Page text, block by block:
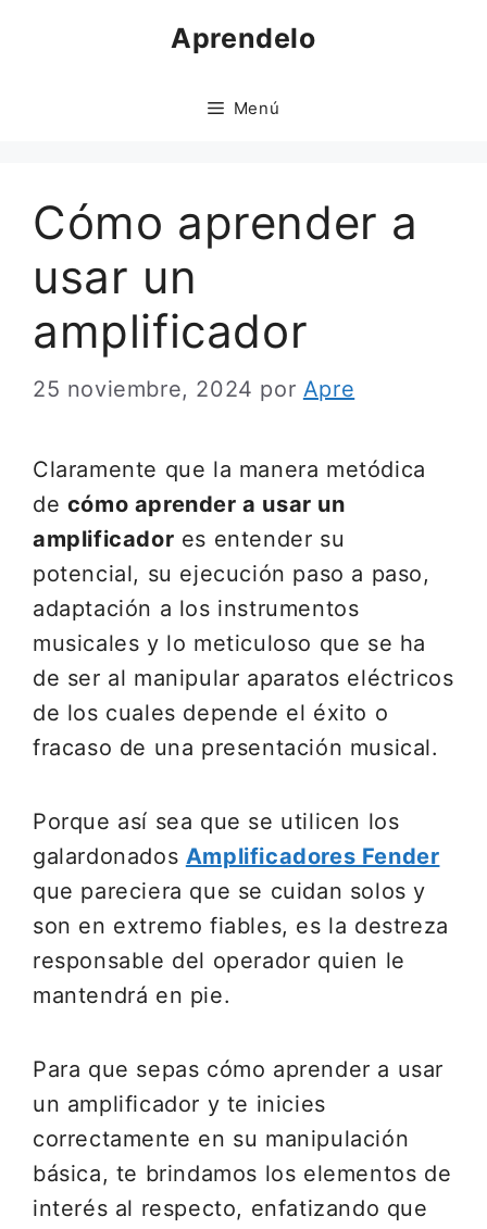
Aprendelo
Menú
Cómo aprender a
usar un
amplificador
25 noviembre, 2024 por Apre
Claramente que la manera metódica
de cómo aprender a usar un
amplificador es entender su
potencial, su ejecución paso a paso,
adaptación a los instrumentos
musicales y lo meticuloso que se ha
de ser al manipular aparatos eléctricos
de los cuales depende el éxito o
fracaso de una presentación musical.
Porque así sea que se utilicen los
galardonados Amplificadores Fender
que pareciera que se cuidan solos y
son en extremo fiables, es la destreza
responsable del operador quien le
mantendrá en pie.
Para que sepas cómo aprender a usar
un amplificador y te inicies
correctamente en su manipulación
básica, te brindamos los elementos de
interés al respecto, enfatizando que